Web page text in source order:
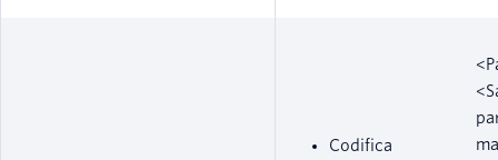
Codifica